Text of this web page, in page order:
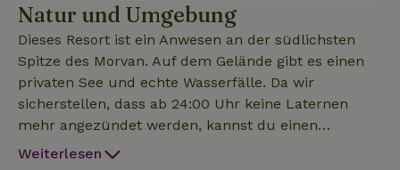
deines Aufenthalts mit allem Komfort ausgestattet
bist. Das Haus ist sicherlich für 2 Erwachsene
geeignet, aber da es bequeme Gästebetten gibt,
kannst du auch mit 2 Kindern bleiben. "Dein" Garten
befindet sich vor dem Haus; eine schöne
Rasenfläche mit Bäumen für den gewünschten
damit du die schöne Aussicht genießen kannst!
Natur und Umgebung
Dieses Resort ist ein Anwesen an der südlichsten
Spitze des Morvan. Auf dem Gelände gibt es einen
privaten See und echte Wasserfälle. Da wir
sicherstellen, dass ab 24:00 Uhr keine Laternen
mehr angezündet werden, kannst du einen
überwältigenden Sternenhimmel sehen. Der August
Weiterlesen